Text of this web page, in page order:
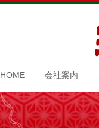
HOME 会社案内